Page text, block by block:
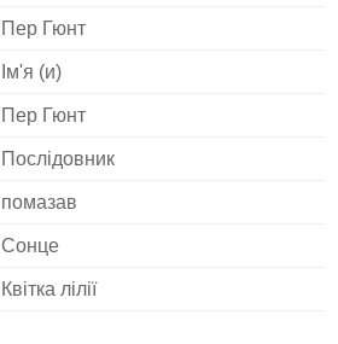
Пер Гюнт
Ім'я (и)
Пер Гюнт
Послідовник
помазав
Сонце
Квітка лілії